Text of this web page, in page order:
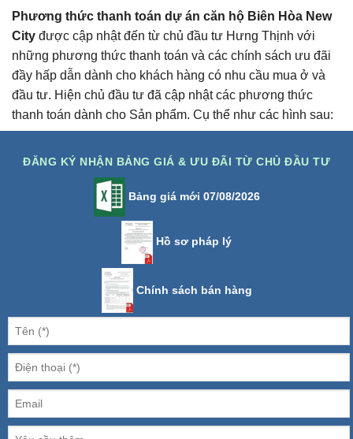
Phương thức thanh toán dự án căn hộ Biên Hòa New
City được cập nhật đến từ chủ đầu tư Hưng Thịnh với
những phương thức thanh toán và các chính sách ưu đãi
đầy hấp dẫn dành cho khách hàng có nhu cầu mua ở và
đầu tư. Hiện chủ đầu tư đã cập nhật các phương thức
thanh toán dành cho Sản phẩm. Cụ thể như các hình sau:
ĐĂNG KÝ NHẬN BẢNG GIÁ & ƯU ĐÃI TỪ CHỦ ĐẦU TƯ
Bảng giá mới 07/08/2026
Hồ sơ pháp lý
Chính sách bán hàng